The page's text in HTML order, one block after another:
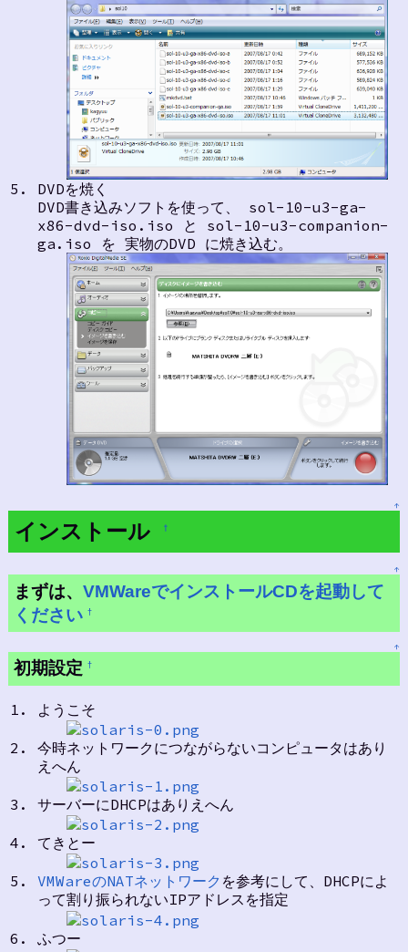
DVDを焼く
DVD書き込みソフトを使って、 sol-10-u3-ga-
x86-dvd-iso.iso と sol-10-u3-companion-
ga.iso を 実物のDVD に焼き込む。
↑
インストール †
↑
まずは、 VMWareでインストールCDを起動して
ください †
↑
初期設定 †
ようこそ
今時ネットワークにつながらないコンピュータはあり
えへん
サーバーにDHCPはありえへん
てきとー
VMWareのNATネットワーク を参考にして、DHCPによ
って割り振られないIPアドレスを指定
ふつー